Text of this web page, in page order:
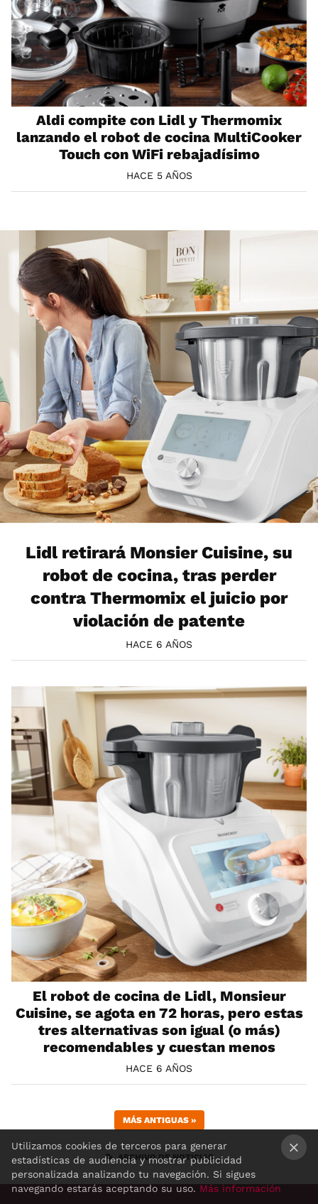
Aldi compite con Lidl y Thermomix
lanzando el robot de cocina MultiCooker
Touch con WiFi rebajadísimo
HACE 5 AÑOS
Lidl retirará Monsier Cuisine, su
robot de cocina, tras perder
contra Thermomix el juicio por
violación de patente
HACE 6 AÑOS
El robot de cocina de Lidl, Monsieur
Cuisine, se agota en 72 horas, pero estas
tres alternativas son igual (o más)
recomendables y cuestan menos
HACE 6 AÑOS
MÁS ANTIGUAS »
ARCHIVO DE NOTICIAS
Utilizamos cookies de terceros para generar
estadísticas de audiencia y mostrar publicidad
personalizada analizando tu navegación. Si sigues
navegando estarás aceptando su uso. Más información